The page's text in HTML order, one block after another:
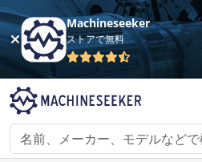
Machineseeker
ストアで無料